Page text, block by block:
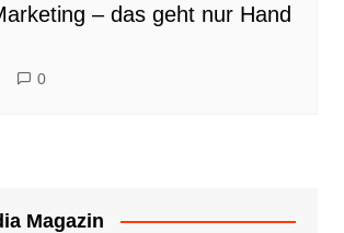
– das geht nur Hand
0
Magazin